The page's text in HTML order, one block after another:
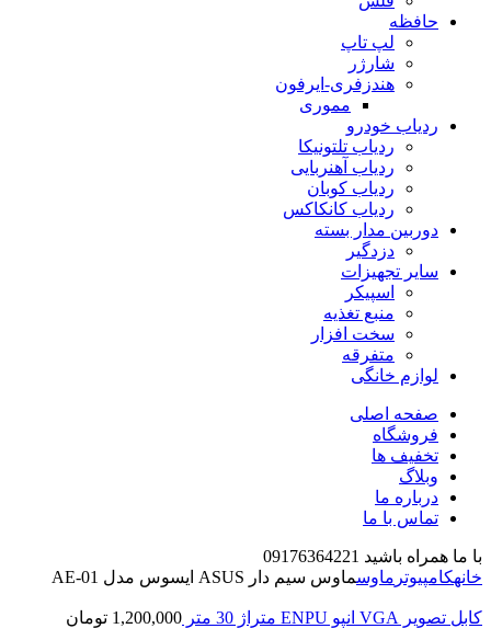
حافظه
لپ تاپ
شارژر
هندزفری-ایرفون
مموری
ردیاب خودرو
ردیاب تلتونیکا
ردیاب آهنربایی
ردیاب کوبان
ردیاب کانکاکس
دوربین مدار بسته
دزدگیر
سایر تجهیزات
اسپیکر
منبع تغذیه
سخت افزار
متفرقه
لوازم خانگی
صفحه اصلی
فروشگاه
تخفیف ها
وبلاگ
درباره ما
تماس با ما
با ما همراه باشید 09176364221
خانهکامپیوتر ماوسماوس سیم دار ASUS ایسوس مدل AE-01
کابل تصویر VGA انپو ENPU متراژ 30 متر 1,200,000 تومان